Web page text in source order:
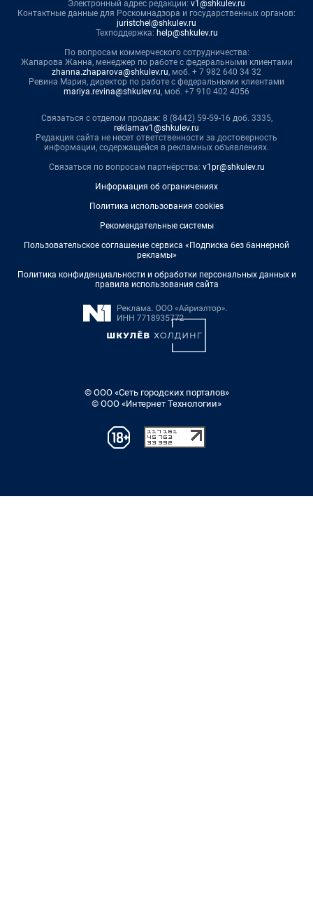
Электронный адрес редакции: v1@shkulev.ru
Контактные данные для Роскомнадзора и государственных органов:
juristchel@shkulev.ru
Техподдержка: help@shkulev.ru
По вопросам коммерческого сотрудничества:
Жапарова Жанна, менеджер по работе с федеральными клиентами
zhanna.zhaparova@shkulev.ru, моб. + 7 982 640 34 32
Ревина Мария, директор по работе с федеральными клиентами
mariya.revina@shkulev.ru, моб. +7 910 402 4056
Связаться с отделом продаж: 8 (8442) 59-59-16 доб. 3335,
reklamav1@shkulev.ru
Редакция сайта не несет ответственности за достоверность
информации, содержащейся в рекламных объявлениях.
Связаться по вопросам партнёрства: v1pr@shkulev.ru
Информация об ограничениях
Политика использования cookies
Рекомендательные системы
Пользовательское соглашение сервиса «Подписка без баннерной
рекламы»
Политика конфиденциальности и обработки персональных данных и
правила использования сайта
© ООО «Сеть городских порталов»
© ООО «Интернет Технологии»